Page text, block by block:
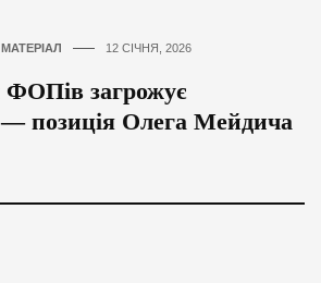
12 СІЧНЯ, 2026
загрожує
позиція Олега Мейдича